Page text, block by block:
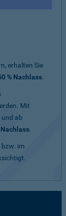
erhalten Sie
% Nachlass.
Mit
und ab
Nachlass.
bzw. im